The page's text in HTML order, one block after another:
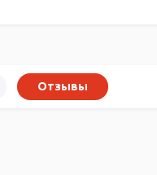
Отзывы